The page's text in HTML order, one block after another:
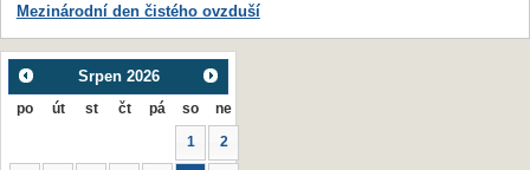
Mezinárodní den čistého ovzduší
Srpen 2026
po út st čt pá so ne
1 2